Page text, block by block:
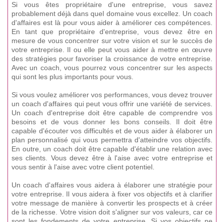
Si vous êtes propriétaire d'une entreprise, vous savez
probablement déjà dans quel domaine vous excellez. Un coach
d'affaires est là pour vous aider à améliorer ces compétences.
En tant que propriétaire d'entreprise, vous devez être en
mesure de vous concentrer sur votre vision et sur le succès de
votre entreprise. Il ou elle peut vous aider à mettre en œuvre
des stratégies pour favoriser la croissance de votre entreprise.
Avec un coach, vous pourrez vous concentrer sur les aspects
qui sont les plus importants pour vous.
Si vous voulez améliorer vos performances, vous devez trouver
un coach d'affaires qui peut vous offrir une variété de services.
Un coach d'entreprise doit être capable de comprendre vos
besoins et de vous donner les bons conseils. Il doit être
capable d'écouter vos difficultés et de vous aider à élaborer un
plan personnalisé qui vous permettra d'atteindre vos objectifs.
En outre, un coach doit être capable d'établir une relation avec
ses clients. Vous devez être à l'aise avec votre entreprise et
vous sentir à l'aise avec votre client potentiel.
Un coach d'affaires vous aidera à élaborer une stratégie pour
votre entreprise. Il vous aidera à fixer vos objectifs et à clarifier
votre message de manière à convertir les prospects et à créer
de la richesse. Votre vision doit s'aligner sur vos valeurs, car ce